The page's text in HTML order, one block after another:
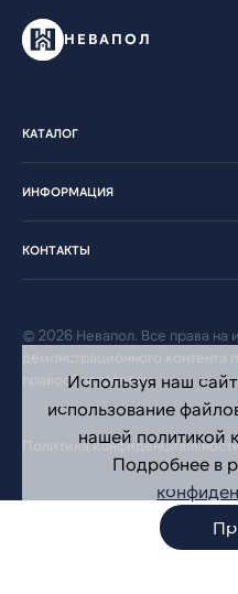
НЕВАПОЛ
КАТАЛОГ
ИНФОРМАЦИЯ
КОНТАКТЫ
© 2026 Невапол. Все права на
правообладателям.
Политика
Используя наш
использование
нашей политикой
Подробнее в